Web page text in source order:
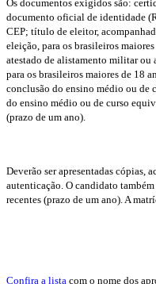
Os documentos exigidos são:
documento oficial de identidade
CEP; título de eleitor,
eleição, para os brasileiros
atestado de alistamento militar ou
para os brasileiros maiores de 18
conclusão do ensino médio ou de
do ensino médio ou de curso
(prazo de um ano).
Deverão ser apresentadas cópias,
autenticação. O candidato
recentes (prazo de um ano). A
Confira a lista com o nome dos